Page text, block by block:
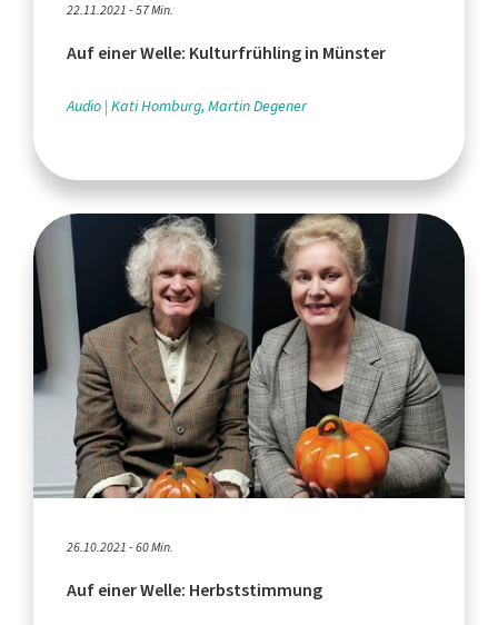
22.11.2021 - 57 Min.
Auf einer Welle: Kulturfrühling in Münster
Audio Kati Homburg, Martin Degener
26.10.2021 - 60 Min.
Auf einer Welle: Herbststimmung